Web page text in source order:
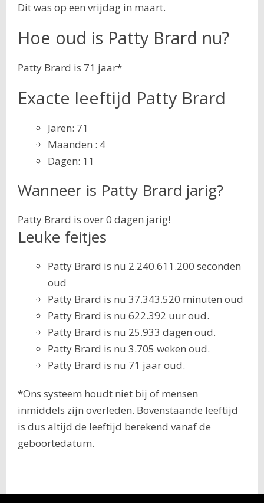
Dit was op een vrijdag in maart.
Hoe oud is Patty Brard nu?
Patty Brard is 71 jaar*
Exacte leeftijd Patty Brard
Jaren: 71
Maanden : 4
Dagen: 11
Wanneer is Patty Brard jarig?
Patty Brard is over 0 dagen jarig!
Leuke feitjes
Patty Brard is nu 2.240.611.200 seconden
oud
Patty Brard is nu 37.343.520 minuten oud
Patty Brard is nu 622.392 uur oud.
Patty Brard is nu 25.933 dagen oud.
Patty Brard is nu 3.705 weken oud.
Patty Brard is nu 71 jaar oud.
*Ons systeem houdt niet bij of mensen
inmiddels zijn overleden. Bovenstaande leeftijd
is dus altijd de leeftijd berekend vanaf de
geboortedatum.